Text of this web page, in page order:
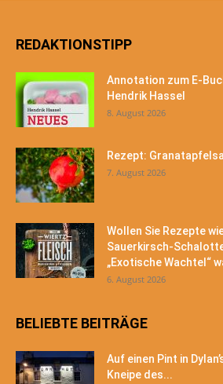
REDAKTIONSTIPP
Annotation zum E-
Hendrik Hassel
8. August 2026
Rezept:
7. August 2026
Wollen Sie Rezepte
Sauerkirsch-
„Exotische Wachtel“
6. August 2026
BELIEBTE BEITRÄGE
Auf einen Pint in
Kneipe des...